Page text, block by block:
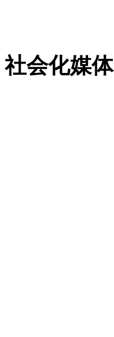
社会化媒体